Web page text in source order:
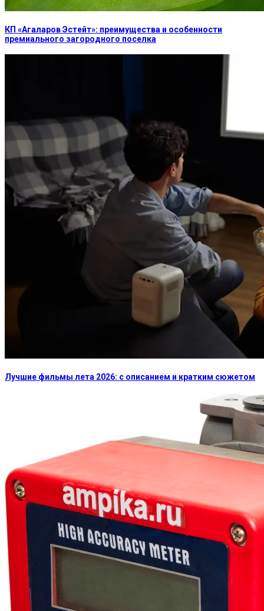
КП «Агаларов Эстейт»: преимущества и особенности
премиального загородного поселка
Лучшие фильмы лета 2026: с описанием и кратким сюжетом